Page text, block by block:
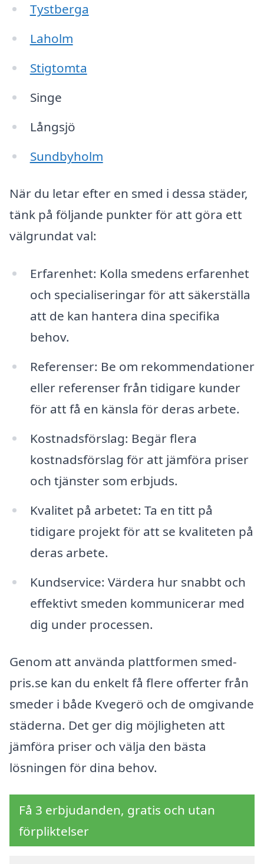
Tystberga
Laholm
Stigtomta
Singe
Långsjö
Sundbyholm
När du letar efter en smed i dessa städer,
tänk på följande punkter för att göra ett
välgrundat val:
Erfarenhet: Kolla smedens erfarenhet
och specialiseringar för att säkerställa
att de kan hantera dina specifika
behov.
Referenser: Be om rekommendationer
eller referenser från tidigare kunder
för att få en känsla för deras arbete.
Kostnadsförslag: Begär flera
kostnadsförslag för att jämföra priser
och tjänster som erbjuds.
Kvalitet på arbetet: Ta en titt på
tidigare projekt för att se kvaliteten på
deras arbete.
Kundservice: Värdera hur snabbt och
effektivt smeden kommunicerar med
dig under processen.
Genom att använda plattformen smed-
pris.se kan du enkelt få flere offerter från
smeder i både Kvegerö och de omgivande
städerna. Det ger dig möjligheten att
jämföra priser och välja den bästa
lösningen för dina behov.
Få 3 erbjudanden, gratis och utan
förpliktelser